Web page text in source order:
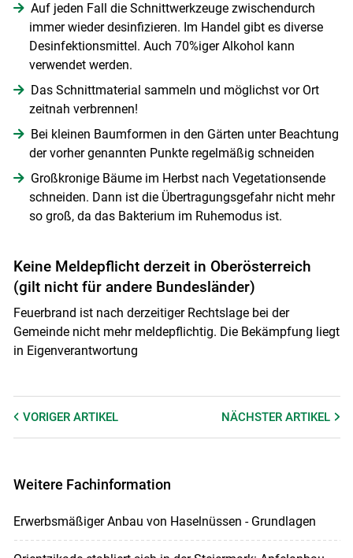
Auf jeden Fall die Schnittwerkzeuge zwischendurch
immer wieder desinfizieren. Im Handel gibt es diverse
Desinfektionsmittel. Auch 70%iger Alkohol kann
verwendet werden.
Das Schnittmaterial sammeln und möglichst vor Ort
zeitnah verbrennen!
Bei kleinen Baumformen in den Gärten unter Beachtung
der vorher genannten Punkte regelmäßig schneiden
Großkronige Bäume im Herbst nach Vegetationsende
schneiden. Dann ist die Übertragungsgefahr nicht mehr
so groß, da das Bakterium im Ruhemodus ist.
Keine Meldepflicht derzeit in Oberösterreich
(gilt nicht für andere Bundesländer)
Feuerbrand ist nach derzeitiger Rechtslage bei der
Gemeinde nicht mehr meldepflichtig. Die Bekämpfung liegt
in Eigenverantwortung
VORIGER ARTIKEL NÄCHSTERARTIKEL
Weitere Fachinformation
Erwerbsmäßiger Anbau von Haselnüssen - Grundlagen